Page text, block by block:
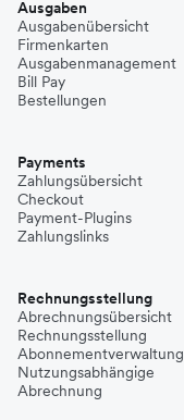
Ausgaben
Ausgabenübersicht
Firmenkarten
Ausgabenmanagement
Bill Pay
Bestellungen
Payments
Zahlungsübersicht
Checkout
Payment-Plugins
Zahlungslinks
Rechnungsstellung
Abrechnungsübersicht
Rechnungsstellung
Abonnementverwaltung
Nutzungsabhängige
Abrechnung